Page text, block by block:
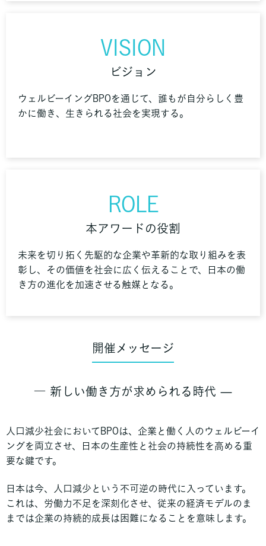
VISION
ビジョン
ウェルビーイングBPOを通じて、誰もが自分らしく豊
かに働き、生きられる社会を実現する。
ROLE
本アワードの役割
未来を切り拓く先駆的な企業や革新的な取り組みを表
彰し、その価値を社会に広く伝えることで、日本の働
き方の進化を加速させる触媒となる。
開催メッセージ
― 新しい働き方が求められる時代 —
人口減少社会においてBPOは、企業と働く人のウェルビーイ
ングを両立させ、日本の生産性と社会の持続性を高める重
要な鍵です。
日本は今、人口減少という不可逆の時代に入っています。
これは、労働力不足を深刻化させ、従来の経済モデルのま
までは企業の持続的成長は困難になることを意味します。